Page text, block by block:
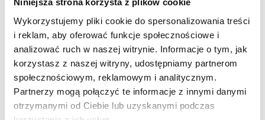
Wykorzystujemy pliki cookie do spersonalizowania treści
i reklam, aby oferować funkcje społecznościowe i
analizować ruch w naszej witrynie. Informacje o tym, jak
korzystasz z naszej witryny, udostępniamy partnerom
społecznościowym, reklamowym i analitycznym.
Partnerzy mogą połączyć te informacje z innymi danymi
otrzymanymi od Ciebie lub uzyskanymi podczas
The general requirements of the ASQR and UTCQR
standards can be found at the following address:
www.rtx.com/suppliers/United-Technologies-
Suppliers/United-Technologies-ASQRD